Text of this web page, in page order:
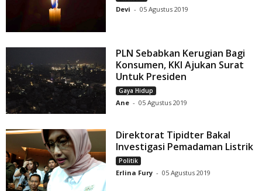
Devi - 05 Agustus 2019
PLN Sebabkan Kerugian Bagi
Konsumen, KKI Ajukan Surat
Untuk Presiden
Gaya Hidup
Ane - 05 Agustus 2019
Direktorat Tipidter Bakal
Investigasi Pemadaman Listrik
Politik
Erlina Fury - 05 Agustus 2019